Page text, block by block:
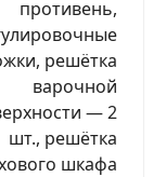
противень,
решётка
варочной
— 2
шт., решётка
шкафа